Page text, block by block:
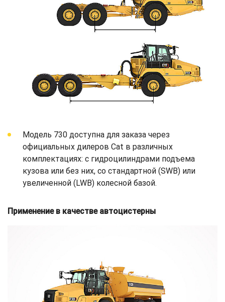
Модель 730 доступна для заказа через
официальных дилеров Cat в различных
комплектациях: с гидроцилиндрами подъема
кузова или без них, со стандартной (SWB) или
увеличенной (LWB) колесной базой.
Применение в качестве автоцистерны